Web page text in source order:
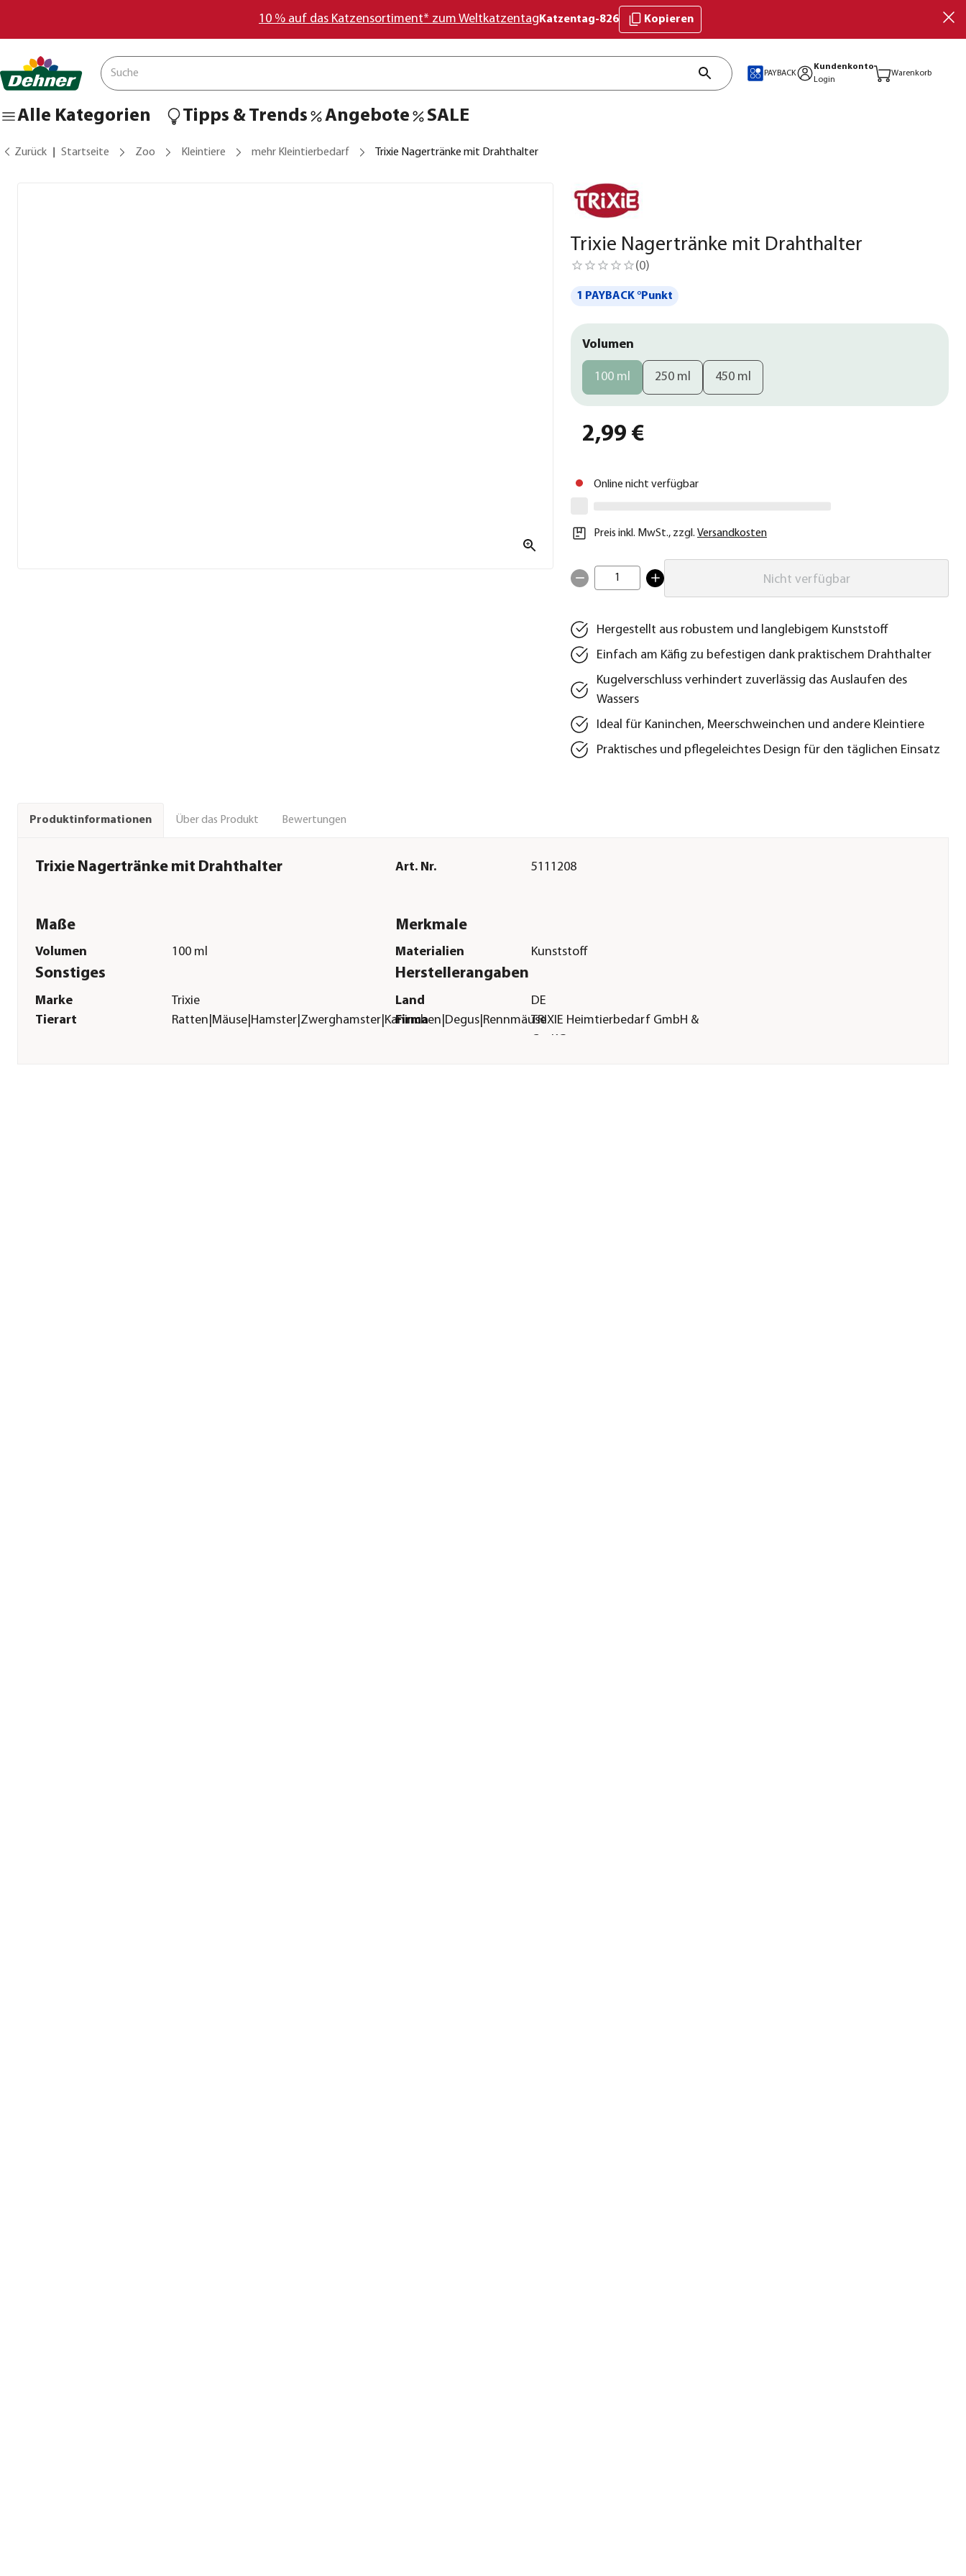
10 % auf das Katzensortiment* zum Weltkatzentag Katzentag-826 Kopieren
PAYBACK
Kundenkonto
Login
Warenkorb
Alle Kategorien Tipps & Trends Angebote SALE
Zurück Startseite Zoo Kleintiere mehr Kleintierbedarf Trixie Nagertränke mit Drahthalter
Trixie Nagertränke mit Drahthalter
(0)
1 PAYBACK °Punkt
Volumen
100 ml 250 ml 450 ml
2,99 €
Online nicht verfügbar
Preis inkl. MwSt., zzgl. Versandkosten
1 Nicht verfügbar
Hergestellt aus robustem und langlebigem Kunststoff
Einfach am Käfig zu befestigen dank praktischem Drahthalter
Kugelverschluss verhindert zuverlässig das Auslaufen des
Wassers
Ideal für Kaninchen, Meerschweinchen und andere Kleintiere
Praktisches und pflegeleichtes Design für den täglichen Einsatz
Produktinformationen Über das Produkt Bewertungen
Trixie Nagertränke mit Drahthalter Art. Nr. 5111208
Maße
Volumen 100 ml
Merkmale
Materialien Kunststoff
Sonstiges
Marke
Trixie
Tierart
Ratten|Mäuse|Hamster|Zwerghamster|Kaninchen|Degus|Rennmäuse
Herstellerangaben
Land
DE
Firma
TRIXIE Heimtierbedarf GmbH &
Co. KG